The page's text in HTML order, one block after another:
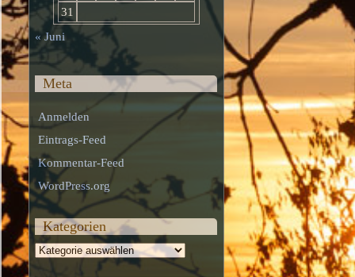
31
« Juni
Meta
Anmelden
Eintrags-Feed
Kommentar-Feed
WordPress.org
Kategorien
Kategorien